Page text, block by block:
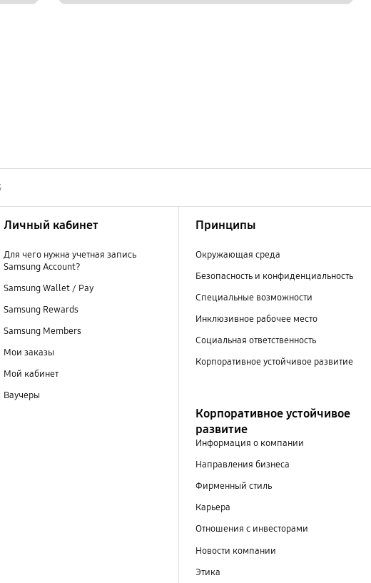
Личный кабинет
Для чего нужна учетная запись
Samsung Account?
Samsung Wallet / Pay
Samsung Rewards
Samsung Members
Мои заказы
Мой кабинет
Ваучеры
Принципы
Окружающая среда
Безопасность и конфиденциальность
Специальные возможности
Инклюзивное рабочее место
Социальная ответственность
Корпоративное устойчивое развитие
Корпоративное устойчивое
развитие
Информация о компании
Направления бизнеса
Фирменный стиль
Карьера
Отношения с инвесторами
Новости компании
Этика